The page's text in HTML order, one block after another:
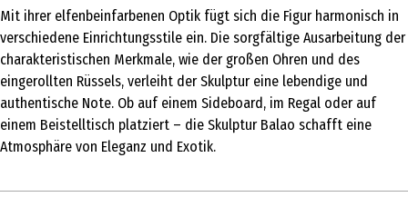
Mit ihrer elfenbeinfarbenen Optik fügt sich die Figur harmonisch in
verschiedene Einrichtungsstile ein. Die sorgfältige Ausarbeitung der
charakteristischen Merkmale, wie der großen Ohren und des
eingerollten Rüssels, verleiht der Skulptur eine lebendige und
authentische Note. Ob auf einem Sideboard, im Regal oder auf
einem Beistelltisch platziert – die Skulptur Balao schafft eine
Atmosphäre von Eleganz und Exotik.